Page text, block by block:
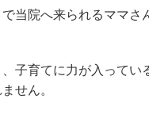
当院へ来られるママさ
子育てに力が入ってい
せん。